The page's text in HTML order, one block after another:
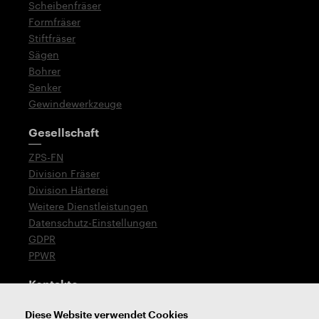
Scheibenfräser
Formfräser
Stiftfräser
Sägen
Bohrer
Senker
Gewindewerkzeuge
Gesellschaft
ZPS-FN
Division Fräser
Division Härterei
Weitere Dienstleistungen
Datenschutz-Einstellungen
GDPR
PPWR
Kontakte
T: +420 576 777 519
Diese Website verwendet Cookies